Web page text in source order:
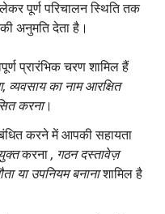
पूर्ण परिचालन स्थिति तक
अनुमति देता है।
प्रारंभिक चरण शामिल हैं
व्यवसाय का नाम आरक्षित
करना।
करने में आपकी सहायता
करना , गठन दस्तावेज़
या उपनियम बनानाशामिल है